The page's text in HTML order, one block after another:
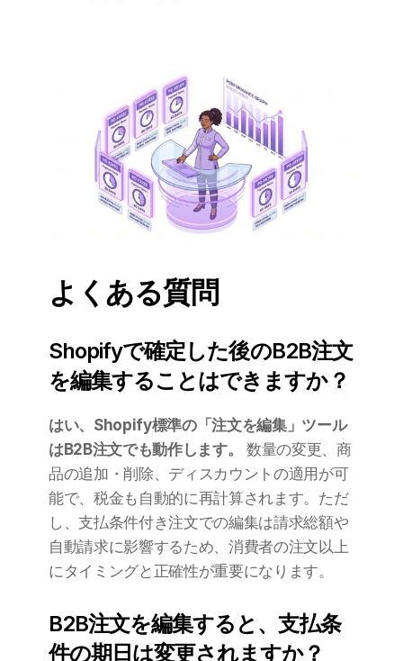
よくある質問
Shopifyで確定した後のB2B注文
を編集することはできますか？
はい、Shopify標準の「注文を編集」ツール
はB2B注文でも動作します。
数量の変更、商
品の追加・削除、ディスカウントの適用が可
能で、税金も自動的に再計算されます。ただ
し、支払条件付き注文での編集は請求総額や
自動請求に影響するため、消費者の注文以上
にタイミングと正確性が重要になります。
B2B注文を編集すると、支払条
件の期日は変更されますか？